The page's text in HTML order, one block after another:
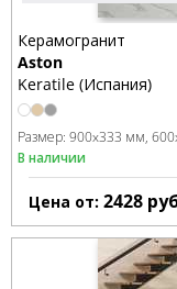
Керамогранит
Aston
Keratile (Испания)
Размер: 900x333 мм
В наличии
Цена от: 2428